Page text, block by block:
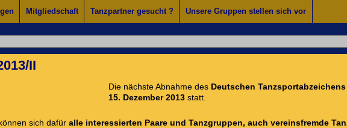
Mitgliedschaft Tanzpartner gesucht ? Unsere Gruppen stellen sich vor
II
Die nächste Abnahme des Deutschen Tanzsportabzeichens
15. Dezember 2013statt.
sich dafür alle interessierten Paare und Tanzgruppen, auch vereinsfremde